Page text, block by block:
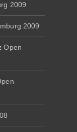
2009
2009
Open